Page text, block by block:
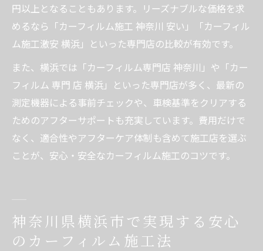
円以上となることもあります。リーズナブルな価格を求
めるなら「カーフィルム施工 神奈川 安い」「カーフィル
ム施工激安 横浜」といった専門店の比較が有効です。
また、横浜では「カーフィルム専門店 神奈川」や「カー
フィルム 専門 店 横浜」といった専門店が多く、最新の
測定機器による事前チェックや、車検基準をクリアする
ためのアフターサポートも充実しています。費用だけで
なく、適合性やアフターケア体制も含めて施工店を選ぶ
ことが、安心・安全なカーフィルム施工のコツです。
神奈川県横浜市で実現する安心
のカーフィルム施工法